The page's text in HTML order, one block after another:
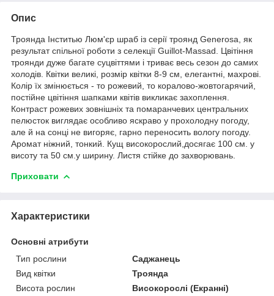
Опис
Троянда Інститью Люм'єр шраб із серії троянд Generosa, як
результат спільної роботи з селекції Guillot-Massad. Цвітіння
троянди дуже багате суцвіттями і триває весь сезон до самих
холодів. Квітки великі, розмір квітки 8-9 см, елегантні, махрові.
Колір їх змінюється - то рожевий, то коралово-жовтогарячий,
постійне цвітіння шапками квітів викликає захоплення.
Контраст рожевих зовнішніх та помаранчевих центральних
пелюсток виглядає особливо яскраво у прохолодну погоду,
але й на сонці не вигоряє, гарно переносить вологу погоду.
Аромат ніжний, тонкий. Кущ високорослий,досягає 100 см. у
висоту та 50 см.у ширину. Листя стійке до захворювань.
Приховати
Характеристики
Основні атрибути
Тип рослини
Саджанець
Вид квітки
Троянда
Висота рослин
Високорослі (Екранні)